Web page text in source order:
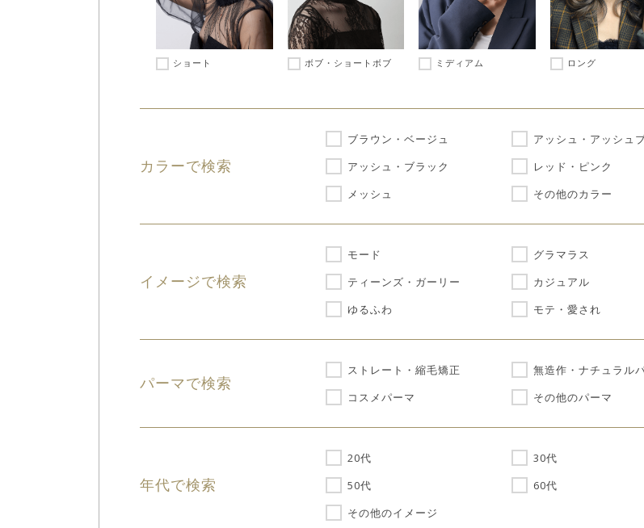
ショート ボブ・ショートボブ ミディアム ロング
カラーで検索
ブラウン・ベージュ アッシュ・アッシュ
アッシュ・ブラック
レッド・ピンク
メッシュ
その他のカラー
イメージで検索
モード グラマラス
ティーンズ・ガーリー
カジュアル
ゆるふわ
モテ・愛され
パーマで検索
ストレート・縮毛矯正 無造作・ナチュラル
コスメパーマ
その他のパーマ
年代で検索
20代 30代
50代
60代
その他のイメージ